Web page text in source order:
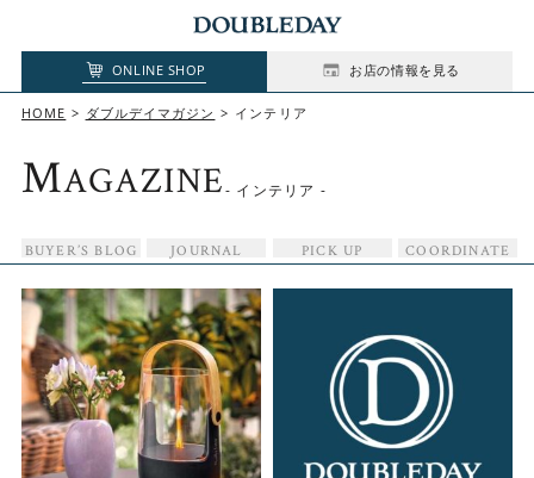
ONLINE SHOP お店の情報を見る
HOME ダブルデイマガジン インテリア
MAGAZINE- インテリア -
BUYER’S BLOG JOURNAL PICK UP COORDINATE